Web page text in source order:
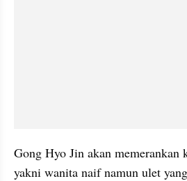
Gong Hyo Jin akan memerankan
yakni wanita naif namun ulet